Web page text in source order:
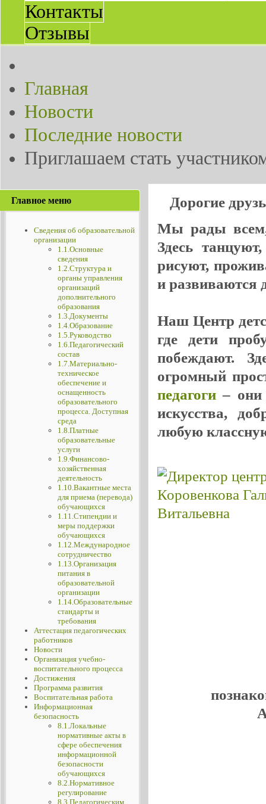
Контакты
Отзывы
Главная
Новости
Последние новости
Приглашаем стать
Главное меню
Сведения об образовательной
организации
1.1.Основные
сведения
1.2.Структура и
органы управления
организаций
дополнительного
образования
1.3.Документы
1.4.Образование
1.5.Руководство
1.6.Педагогический
состав
1.7.Материально-
техническое
обеспечение и
оснащенность
образовательного
процесса. Доступная
среда
1.8.Платные
образовательные
услуги
1.9.Финансово-
хозяйственная
деятельность
1.10.Вакантные места
для приема (перевода)
обучающихся
1.11.Стипендии и
меры поддержки
обучающихся
1.12.Международное
сотрудничество
1.13.Организация
питания в
образовательной
организации
1.14.Образовательные
стандарты и
требования
Аттестация педагогических
работников
Новости
Организация учебно-
воспитательного процесса
Достижения
Программа развития
Воспитательная работа
Информационная
безопасность
8.1.Локальные
нормативные акты в
сфере обеспечения
информационной
безопасности
обучающихся
8.2.Нормативное
регулирование
8.3.Педагогическим
Дорогие
Мы рады всем,
Здесь
рисуют,
и развиваются
Наш Центр
где дети
побеждают.
огромный
педагоги– они
искусства,
любую